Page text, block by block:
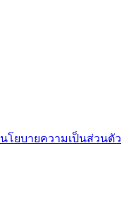
นโยบายความเป็นส่วนตัว